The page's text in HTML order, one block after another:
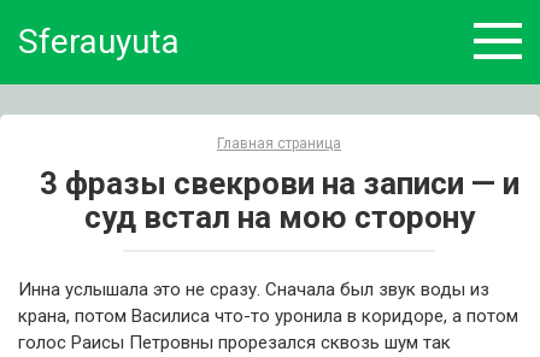
Sferauyuta
Главная страница
3 фразы свекрови на записи — и
суд встал на мою сторону
Инна услышала это не сразу. Сначала был звук воды из
крана, потом Василиса что-то уронила в коридоре, а потом
голос Раисы Петровны прорезался сквозь шум так